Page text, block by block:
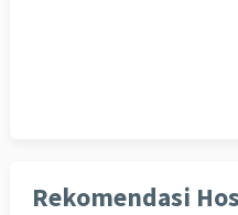
Rekomendasi